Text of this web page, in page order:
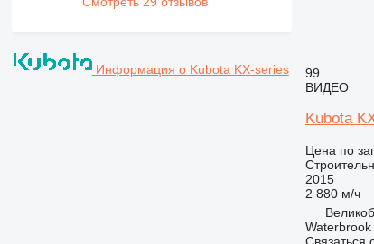
Информация о Kubota KX-series
99
ВИДЕО
Kubota
Цена по
2015
2 880 м/ч
Waterbrook
Связаться